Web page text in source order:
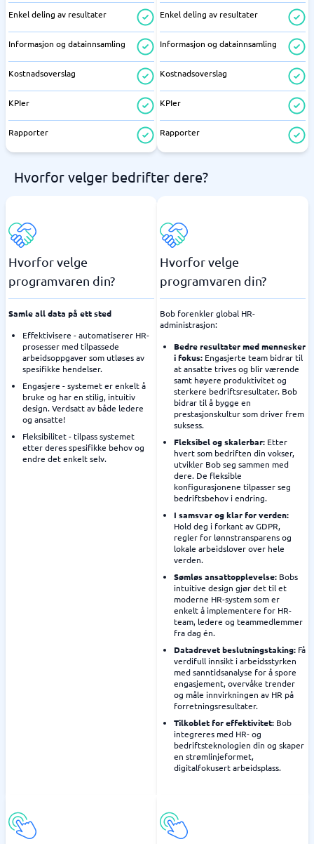
Enkel deling av resultater
Informasjon og datainnsamling
Kostnadsoverslag
KPIer
Rapporter
Enkel deling av resultater
Informasjon og datainnsamling
Kostnadsoverslag
KPIer
Rapporter
Hvorfor velger bedrifter dere?
Hvorfor velge
programvaren din?
Samle all data på ett sted
Effektivisere - automatiserer HR-
prosesser med tilpassede
arbeidsoppgaver som utløses av
spesifikke hendelser.
Engasjere - systemet er enkelt å
bruke og har en stilig, intuitiv
design. Verdsatt av både ledere
og ansatte!
Fleksibilitet - tilpass systemet
etter deres spesifikke behov og
endre det enkelt selv.
Hvorfor velge
programvaren din?
Bob forenkler global HR-
administrasjon:
Bedre resultater med mennesker
i fokus: Engasjerte team bidrar til
at ansatte trives og blir værende
samt høyere produktivitet og
sterkere bedriftsresultater. Bob
bidrar til å bygge en
prestasjonskultur som driver frem
suksess.
Fleksibel og skalerbar: Etter
hvert som bedriften din vokser,
utvikler Bob seg sammen med
dere. De fleksible
konfigurasjonene tilpasser seg
bedriftsbehov i endring.
I samsvar og klar for verden:
Hold deg i forkant av GDPR,
regler for lønnstransparens og
lokale arbeidslover over hele
verden.
Sømløs ansattopplevelse: Bobs
intuitive design gjør det til et
moderne HR-system som er
enkelt å implementere for HR-
team, ledere og teammedlemmer
fra dag én.
Datadrevet beslutningstaking: Få
verdifull innsikt i arbeidsstyrken
med sanntidsanalyse for å spore
engasjement, overvåke trender
og måle innvirkningen av HR på
forretningsresultater.
Tilkoblet for effektivitet: Bob
integreres med HR- og
bedriftsteknologien din og skaper
en strømlinjeformet,
digitalfokusert arbeidsplass.